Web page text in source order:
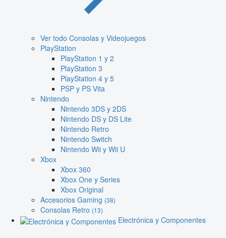
Ver todo Consolas y Videojuegos
PlayStation
PlayStation 1 y 2
PlayStation 3
PlayStation 4 y 5
PSP y PS Vita
Nintendo
Nintendo 3DS y 2DS
Nintendo DS y DS Lite
Nintendo Retro
Nintendo Switch
Nintendo Wii y Wii U
Xbox
Xbox 360
Xbox One y Series
Xbox Original
Accesorios Gaming (38)
Consolas Retro (13)
Electrónica y Componentes